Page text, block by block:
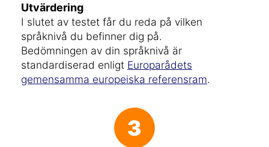
Utvärdering
I slutet av testet får du reda på vilken
språknivå du befinner dig på.
Bedömningen av din språknivå är
standardiserad enligt Europarådets
gemensamma europeiska referensram.
3